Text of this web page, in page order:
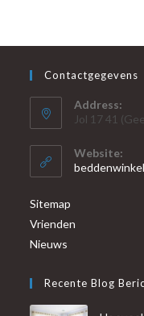
Contactgegevens
Address:
Jol 17 41
Website:
Sitemap
Vrienden
Nieuws
Recente Blog